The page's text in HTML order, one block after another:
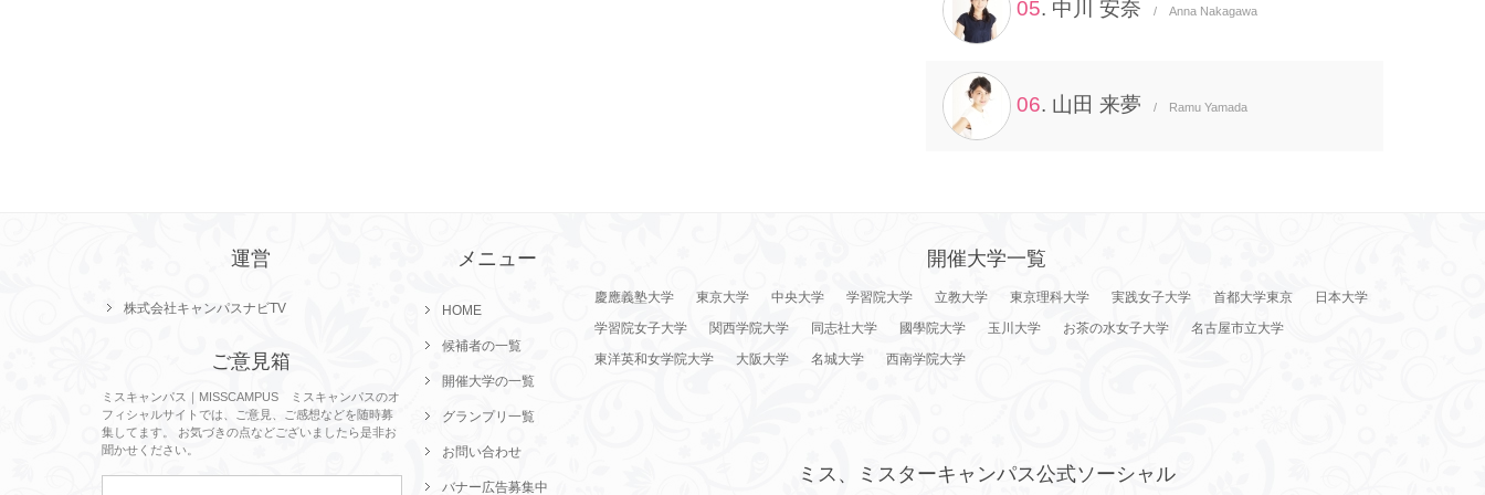
05. 中川 安奈 / Anna Nakagawa
06. 山田 来夢 / Ramu Yamada
運営
株式会社キャンパスナビTV
ご意見箱
ミスキャンパス｜MISSCAMPUS ミスキャンパスのオ
フィシャルサイトでは、ご意見、ご感想などを随時募
集してます。 お気づきの点などございましたら是非お
聞かせください。
メニュー
HOME
候補者の一覧
開催大学の一覧
グランプリ一覧
お問い合わせ
バナー広告募集中
開催大学一覧
慶應義塾大学 東京大学 中央大学 学習院大学 立教大学 東京理科大学 実践女子大学 首都大学東京
日本大学
学習院女子大学
関西学院大学 同志社大学 國學院大学 玉川大学 お茶の水女子大学
名古屋市立大学
東洋英和女学院大学
大阪大学 名城大学 西南学院大学
ミス、ミスターキャンパス公式ソーシャル